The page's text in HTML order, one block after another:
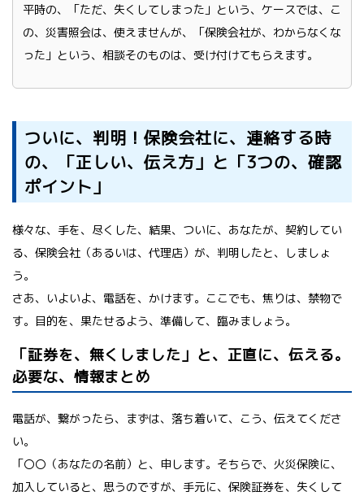
平時の、「ただ、失くしてしまった」という、ケースでは、こ
の、災害照会は、使えませんが、「保険会社が、わからなくな
った」という、相談そのものは、受け付けてもらえます。
ついに、判明！保険会社に、連絡する時
の、「正しい、伝え方」と「3つの、確認
ポイント」
様々な、手を、尽くした、結果、ついに、あなたが、契約してい
る、保険会社（あるいは、代理店）が、判明したと、しましょ
う。
さあ、いよいよ、電話を、かけます。ここでも、焦りは、禁物で
す。目的を、果たせるよう、準備して、臨みましょう。
「証券を、無くしました」と、正直に、伝える。
必要な、情報まとめ
電話が、繋がったら、まずは、落ち着いて、こう、伝えてくださ
い。
「〇〇（あなたの名前）と、申します。そちらで、火災保険に、
加入していると、思うのですが、手元に、保険証券を、失くして